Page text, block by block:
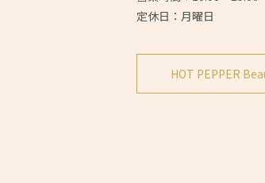
定休日：月曜日
HOT PEPPER